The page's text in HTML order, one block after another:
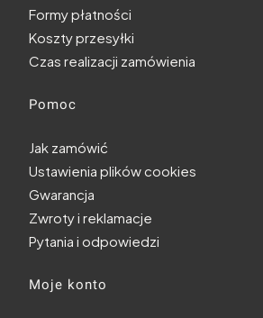
Formy płatności
Koszty przesyłki
Czas realizacji zamówienia
Pomoc
Jak zamówić
Ustawienia plików cookies
Gwarancja
Zwroty i reklamacje
Pytania i odpowiedzi
Moje konto